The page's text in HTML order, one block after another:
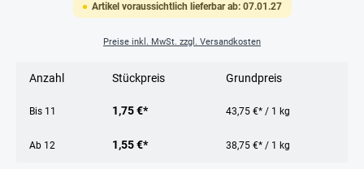
Artikel voraussichtlich lieferbar ab: 07.01.27
Preise inkl. MwSt. zzgl. Versandkosten
Anzahl Stückpreis Grundpreis
Bis 11 1,75 €* 43,75 €* / 1 kg
Ab 12 1,55 €* 38,75 €* / 1 kg